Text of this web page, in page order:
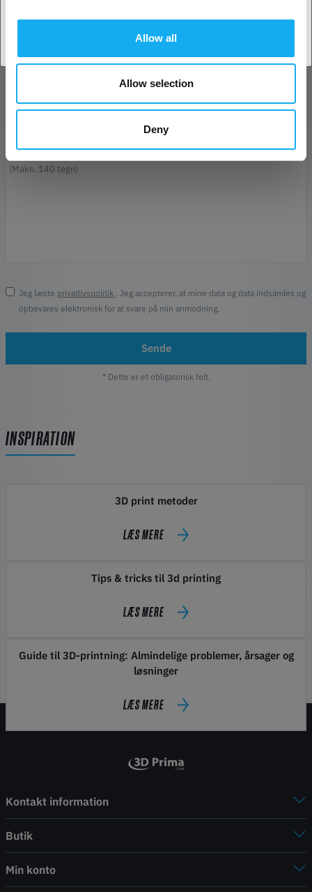
Allow all
Allow selection
Deny
Forretning
Telefon
Jeg læste privatlivspolitik
. Jeg accepterer, at mine data og data indsamles og
opbevares elektronisk for at svare på min anmodning.
Sende
* Dette er et obligatorisk felt.
INSPIRATION
3D print metoder
LÆS MERE
Tips & tricks til 3d printing
LÆS MERE
Guide til 3D-printning: Almindelige problemer, årsager og
løsninger
LÆS MERE
Kontakt information
Butik
Min konto